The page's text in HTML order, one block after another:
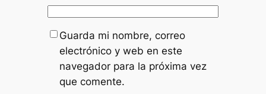
Guarda mi nombre, correo
electrónico y web en este
navegador para la próxima vez
que comente.